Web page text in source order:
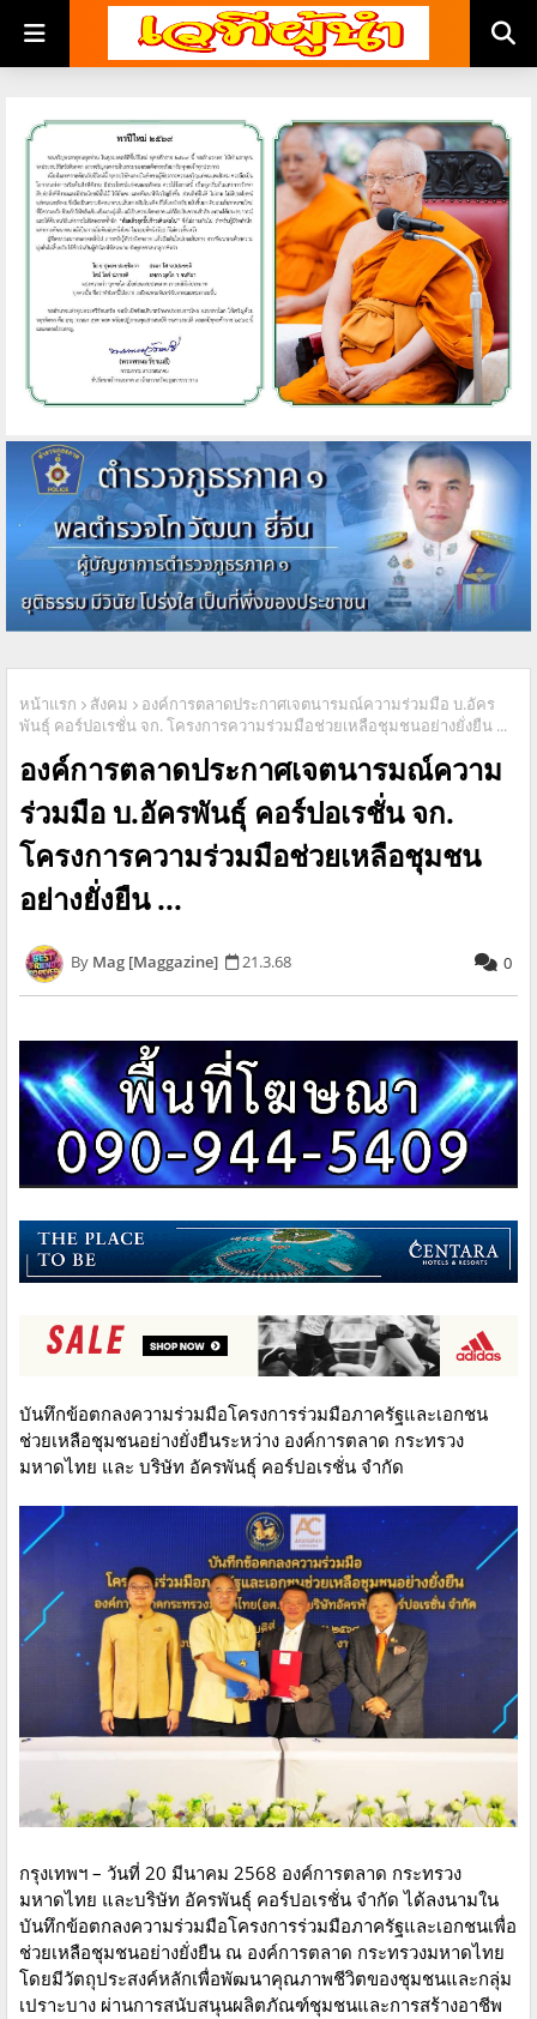
หน้าแรก สังคม
องค์การตลาดประกาศเจตนารมณ์ความร่วมมือ บ.อัคร
พันธุ์ คอร์ปอเรชั่น จก. โครงการความร่วมมือช่วยเหลือชุมชนอย่างยั่งยืน ...
องค์การตลาดประกาศเจตนารมณ์ความ
ร่วมมือ บ.อัครพันธุ์ คอร์ปอเรชั่น จก.
โครงการความร่วมมือช่วยเหลือชุมชน
อย่างยั่งยืน ...
Mag [Maggazine] 21.3.68 0
บันทึกข้อตกลงความร่วมมือโครงการร่วมมือภาครัฐและเอกชน
ช่วยเหลือชุมชนอย่างยั่งยืนระหว่าง องค์การตลาด กระทรวง
มหาดไทย และ บริษัท อัครพันธุ์ คอร์ปอเรชั่น จำกัด
กรุงเทพฯ – วันที่ 20 มีนาคม 2568 องค์การตลาด กระทรวง
มหาดไทย และบริษัท อัครพันธุ์ คอร์ปอเรชั่น จำกัด ได้ลงนามใน
บันทึกข้อตกลงความร่วมมือโครงการร่วมมือภาครัฐและเอกชนเพื่อ
ช่วยเหลือชุมชนอย่างยั่งยืน ณ องค์การตลาด กระทรวงมหาดไทย
โดยมีวัตถุประสงค์หลักเพื่อพัฒนาคุณภาพชีวิตของชุมชนและกลุ่ม
เปราะบาง ผ่านการสนับสนุนผลิตภัณฑ์ชุมชนและการสร้างอาชีพ